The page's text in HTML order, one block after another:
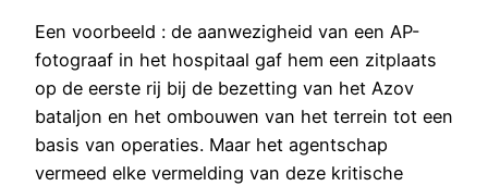
Een voorbeeld : de aanwezigheid van een AP-
fotograaf in het hospitaal gaf hem een zitplaats
op de eerste rij bij de bezetting van het Azov
bataljon en het ombouwen van het terrein tot een
basis van operaties. Maar het agentschap
vermeed elke vermelding van deze kritische